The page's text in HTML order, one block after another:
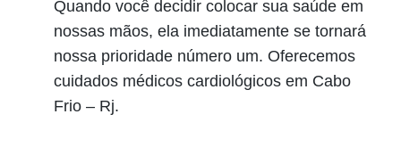
Quando você decidir colocar sua saúde em
nossas mãos, ela imediatamente se tornará
nossa prioridade número um. Oferecemos
cuidados médicos cardiológicos em Cabo
Frio – Rj.